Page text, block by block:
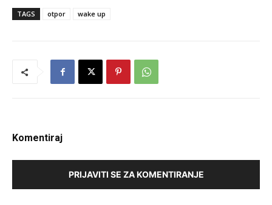
TAGS otpor wake up
Komentiraj
PRIJAVITI SE ZA KOMENTIRANJE